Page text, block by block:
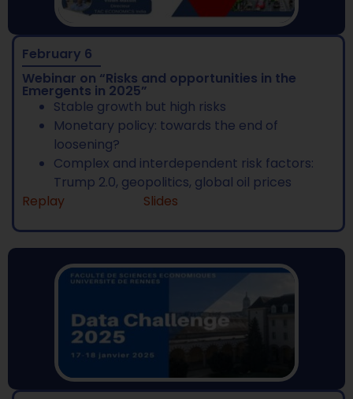
February 6
Webinar on “Risks and opportunities in the
Emergents in 2025”
Stable growth but high risks
Monetary policy: towards the end of
loosening?
Complex and interdependent risk factors:
Trump 2.0, geopolitics, global oil prices
Replay
Slides